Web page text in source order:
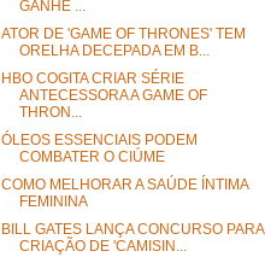
GANHE ...
ATOR DE 'GAME OF THRONES' TEM
ORELHA DECEPADA EM B...
HBO COGITA CRIAR SÉRIE
ANTECESSORA A GAME OF
THRON...
ÓLEOS ESSENCIAIS PODEM
COMBATER O CIÚME
COMO MELHORAR A SAÚDE ÍNTIMA
FEMININA
BILL GATES LANÇA CONCURSO PARA
CRIAÇÃO DE 'CAMISIN...